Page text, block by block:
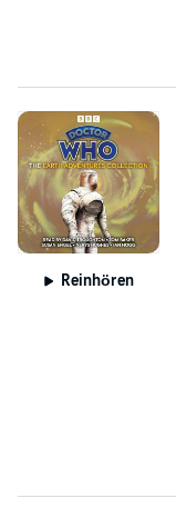
Reinhören